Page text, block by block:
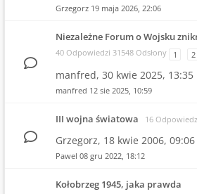
Grzegorz 19 maja 2026, 22:06
Niezależne Forum o Wojsku
40 Odpowiedzi 31548 Odsłony 1 2
manfred, 30 kwie 2025, 13:35
manfred 12 sie 2025, 10:59
III wojna światowa 16
Grzegorz, 18 kwie 2006, 09:06
Pawel 08 gru 2022, 18:12
Kołobrzeg 1945, jaka prawda